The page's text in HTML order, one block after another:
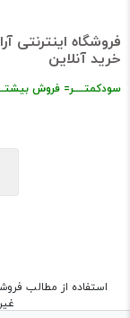
فروشگاه اینترنتی
خرید آنلاین
سودکمتــــر= فروش
استفاده از مطالب